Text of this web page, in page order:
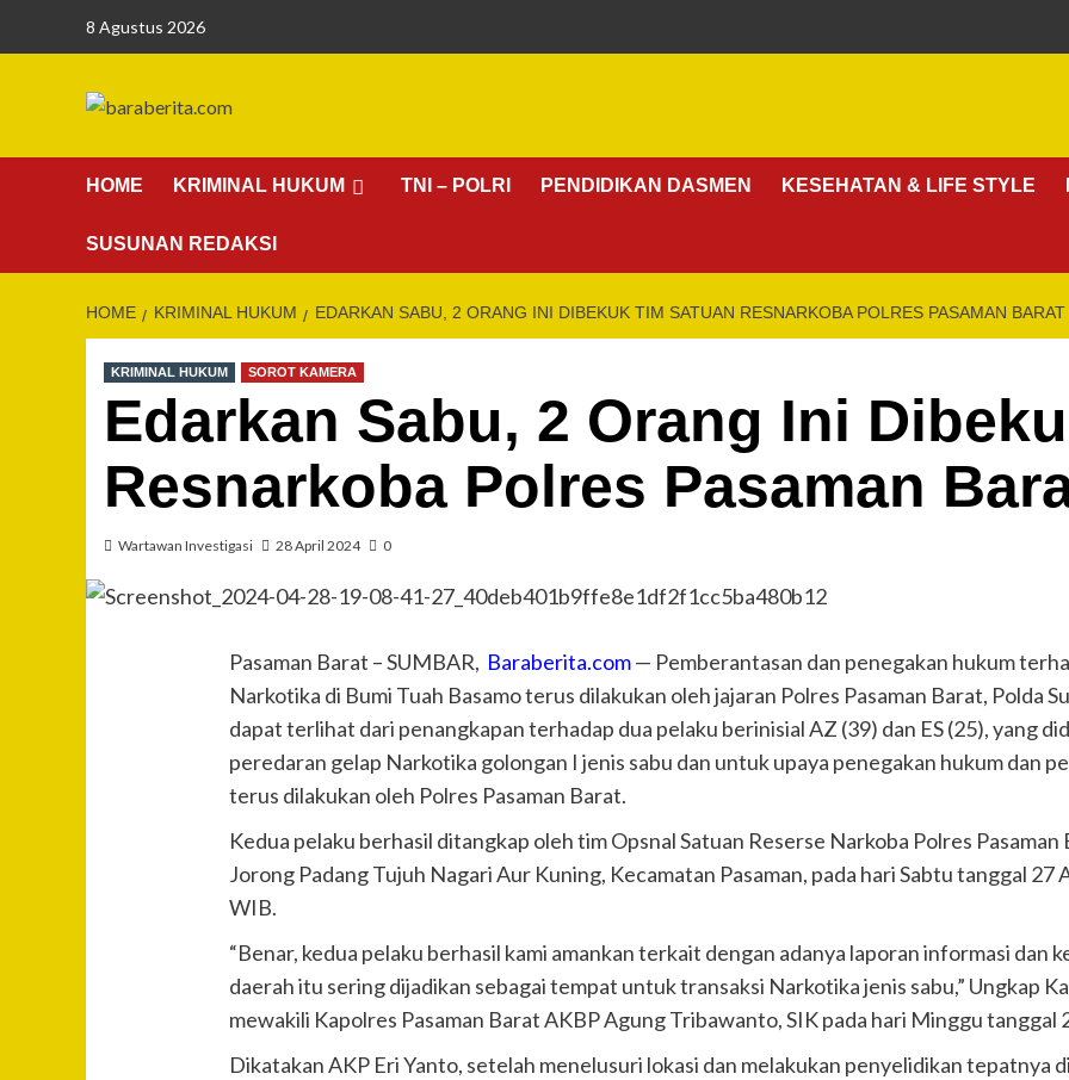
8 Agustus 2026
HOME KRIMINAL HUKUM TNI – POLRI PENDIDIKAN DASMEN KESEHATAN & LIFE STYLE
SUSUNAN REDAKSI
HOME KRIMINAL HUKUM EDARKAN SABU, 2 ORANG INI DIBEKUK TIM SATUAN RESNARKOBA POLRES PASAMAN BARAT
KRIMINAL HUKUM SOROT KAMERA
Edarkan Sabu, 2 Orang Ini
Resnarkoba Polres Pasaman
Wartawan Investigasi 28 April 2024 0
Pasaman Barat – SUMBAR, Baraberita.com— Pemberantasan dan penegakan hukum
Narkotika di Bumi Tuah Basamo terus dilakukan oleh jajaran Polres Pasaman Barat, Polda
dapat terlihat dari penangkapan terhadap dua pelaku berinisial AZ (39) dan ES (25), yang
peredaran gelap Narkotika golongan I jenis sabu dan untuk upaya penegakan hukum dan
terus dilakukan oleh Polres Pasaman Barat.
Kedua pelaku berhasil ditangkap oleh tim Opsnal Satuan Reserse Narkoba Polres
Jorong Padang Tujuh Nagari Aur Kuning, Kecamatan Pasaman, pada hari Sabtu tanggal
WIB.
“Benar, kedua pelaku berhasil kami amankan terkait dengan adanya laporan informasi dan
daerah itu sering dijadikan sebagai tempat untuk transaksi Narkotika jenis sabu,” Ungkap
mewakili Kapolres Pasaman Barat AKBP Agung Tribawanto, SIK pada hari Minggu tanggal
Dikatakan AKP Eri Yanto, setelah menelusuri lokasi dan melakukan penyelidikan tepatnya